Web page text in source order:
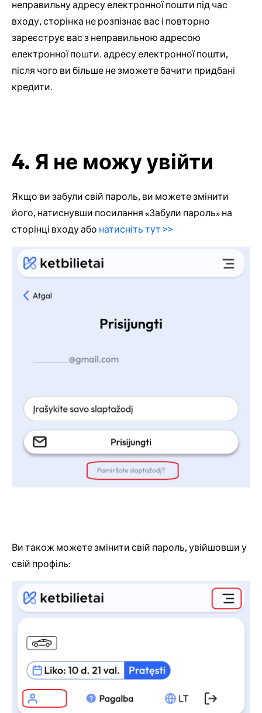
неправильну адресу електронної пошти під час
входу, сторінка не розпізнає вас і повторно
зареєструє вас з неправильною адресою
електронної пошти. адресу електронної пошти,
після чого ви більше не зможете бачити придбані
кредити.
4. Я не можу увійти
Якщо ви забули свій пароль, ви можете змінити
його, натиснувши посилання «Забули пароль» на
сторінці входу або натисніть тут >>
Ви також можете змінити свій пароль, увійшовши у
свій профіль: